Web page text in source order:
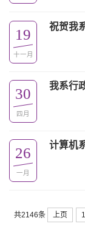
19
十一月
祝贺我
30
四月
我系行
26
一月
计算机
共2146条 上页 1